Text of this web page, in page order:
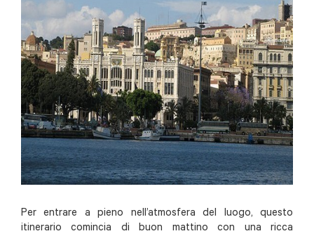
Per entrare a pieno nell’atmosfera del luogo, questo
itinerario comincia di buon mattino con una ricca